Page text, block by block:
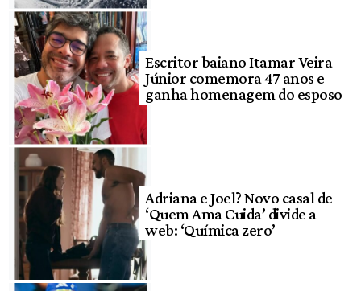
Escritor baiano Itamar Veira
Júnior comemora 47 anos e
ganha homenagem do esposo
Adriana e Joel? Novo casal de
‘Quem Ama Cuida’ divide a
web: ‘Química zero’